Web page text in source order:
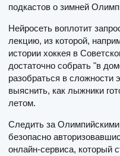
подкастов о зимней
Нейросеть воплотит
лекцию, из которой,
истории хоккея в
достаточно собрать "в
разобраться в сложности
выяснить, как лыжники
летом.
Следить за
безопасно
онлайн-сервиса, который